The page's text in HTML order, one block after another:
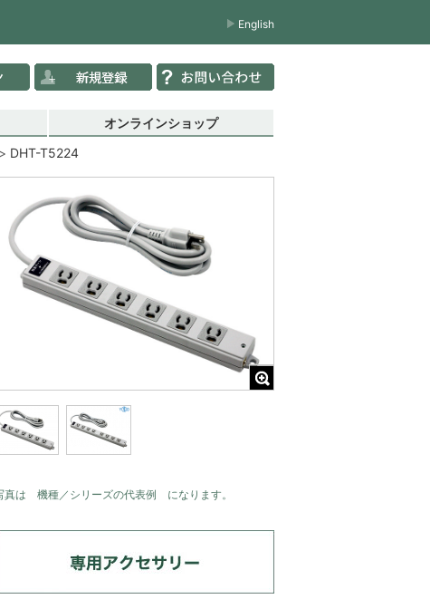
English
オンラインショップ
DHT-T5224
真は 機種／シリーズの代表例 になります。